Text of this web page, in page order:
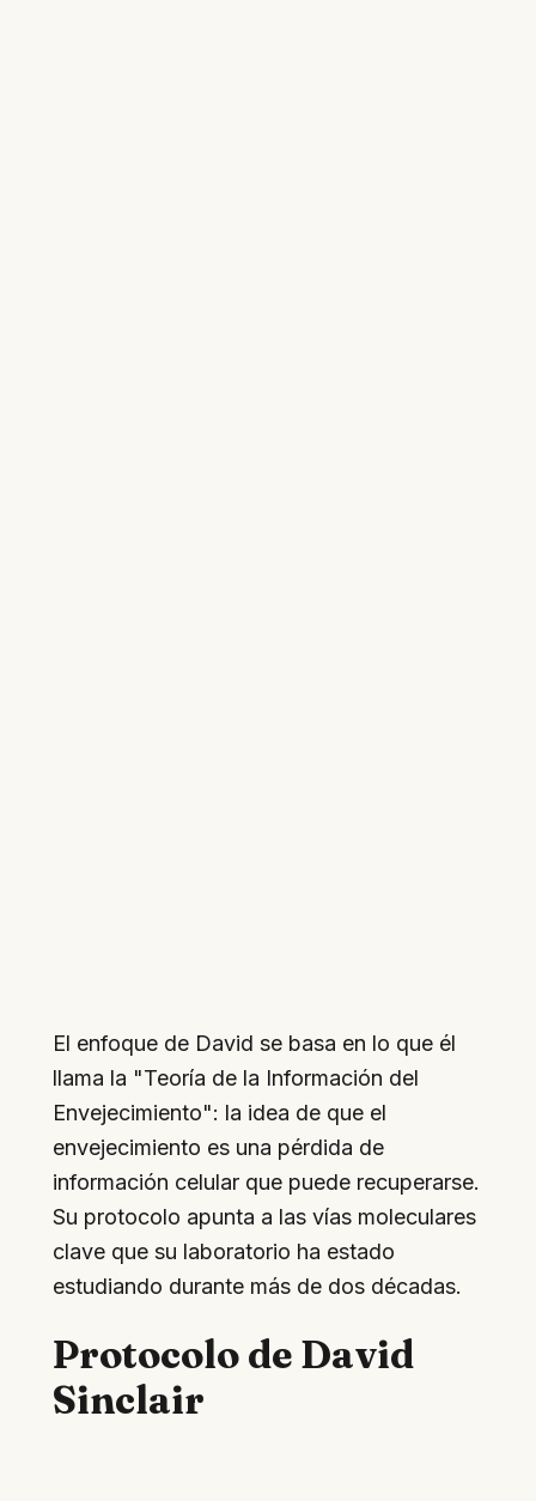
El enfoque de David se basa en lo que él
llama la "Teoría de la Información del
Envejecimiento": la idea de que el
envejecimiento es una pérdida de
información celular que puede recuperarse.
Su protocolo apunta a las vías moleculares
clave que su laboratorio ha estado
estudiando durante más de dos décadas.
Protocolo de David
Sinclair